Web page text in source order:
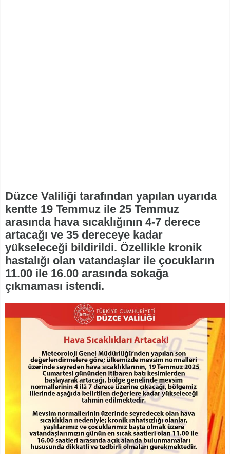
Düzce Valiliği tarafından yapılan uyarıda
kentte 19 Temmuz ile 25 Temmuz
arasında hava sıcaklığının 4-7 derece
artacağı ve 35 dereceye kadar
yükseleceği bildirildi. Özellikle kronik
hastalığı olan vatandaşlar ile çocukların
11.00 ile 16.00 arasında sokağa
çıkmaması istendi.